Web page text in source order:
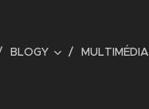
BLOGY MULTIMÉDIA